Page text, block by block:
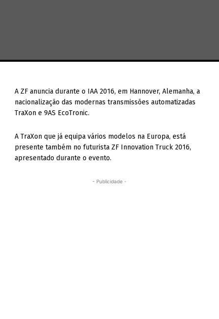
A ZF anuncia durante o IAA 2016, em Hannover, Alemanha, a
nacionalização das modernas transmissões automatizadas
TraXon e 9AS EcoTronic.
A TraXon que já equipa vários modelos na Europa, está
presente também no futurista ZF Innovation Truck 2016,
apresentado durante o evento.
- Publicidade -